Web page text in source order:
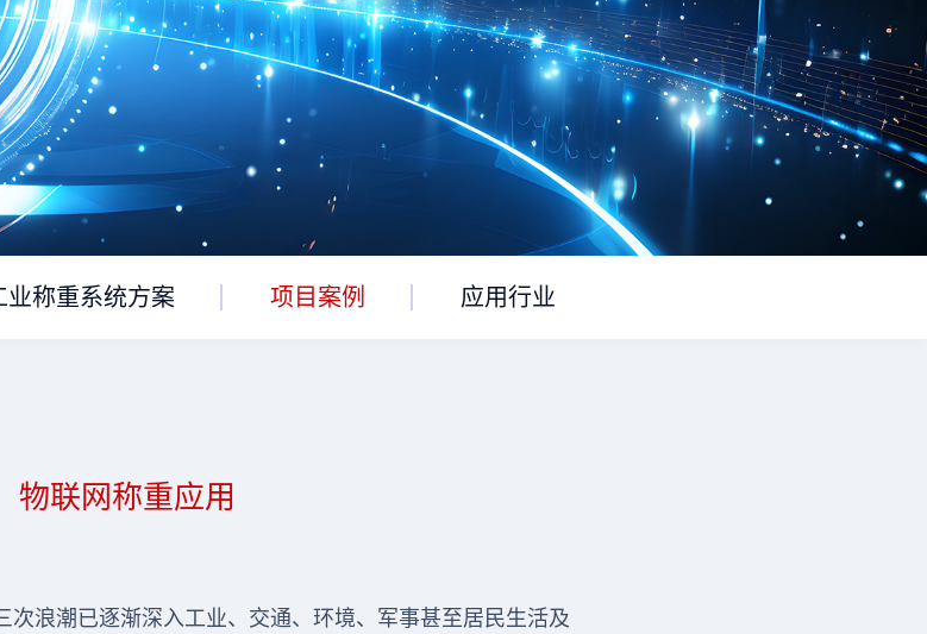
业称重系统方案 项目案例 应用行业
物联网称重应用
次浪潮已逐渐深入工业、交通、环境、军事甚至居民生活及